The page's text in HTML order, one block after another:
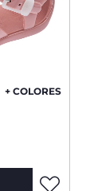
+ COLORES